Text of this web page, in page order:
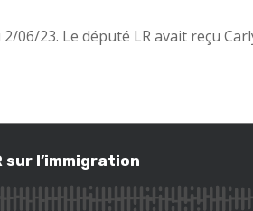
23. Le député LR avait reçu